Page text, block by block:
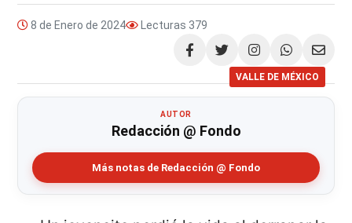
8 de Enero de 2024 Lecturas 379
Compartir
VALLE DE MÉXICO
AUTOR
Redacción @ Fondo
Más notas de Redacción @ Fondo